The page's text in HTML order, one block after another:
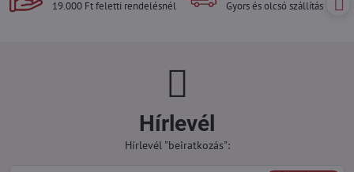
19.000 Ft feletti rendelésnél Gyors és olcsó szállítás
Hírlevél
Hírlevél "beiratkozás":